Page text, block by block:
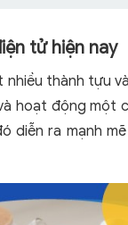
tử hiện nay
thành tựu
hoạt động một
diễn ra mạnh